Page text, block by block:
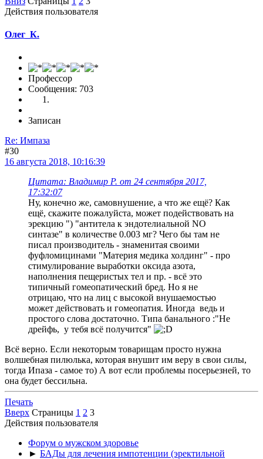
Действия пользователя
Олег_К.
Профессор
Сообщения: 703
Записан
Re: Импаза
#30
16 августа 2018, 10:16:39
Цитата: Владимир Р. от 24 сентября 2017,
17:32:07
Ну, конечно же, самовнушение, а что же ещё? Как
ещё, скажите пожалуйста, может подействовать на
эрекцию ") "антитела к эндотелиальной NO
синтазе" в количестве 0.003 мг? Чего бы там не
писал производитель - знаменитая своими
фуфломицинами "Материя медика холдинг" - про
стимулирование выработки оксида азота,
наполнения пещеристых тел и пр. - всё это
типичный гомеопатический бред. Но я не
отрицаю, что на лиц с высокой внушаемостью
может действовать и гомеопатия. Иногда ведь и
простого слова достаточно. Типа банального :"Не
дрейфь, у тебя всё получится"
Всё верно. Если некоторым товарищам просто нужна
волшебная пилюлька, которая внушит им веру в свои силы,
тогда Ипаза - самое то) А вот если проблемы посерьезней, то
она будет бессильна.
Печать
Вверх Страницы 1 2 3
Действия пользователя
Форум о мужском здоровье
► БАДы для лечения импотенции (эректильной